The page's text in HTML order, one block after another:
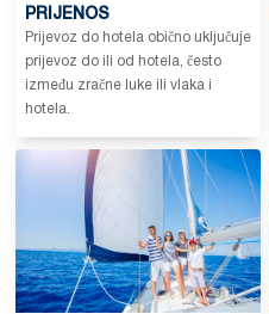
PRIJENOS
Prijevoz do hotela obično uključuje
prijevoz do ili od hotela, često
između zračne luke ili vlaka i
hotela.